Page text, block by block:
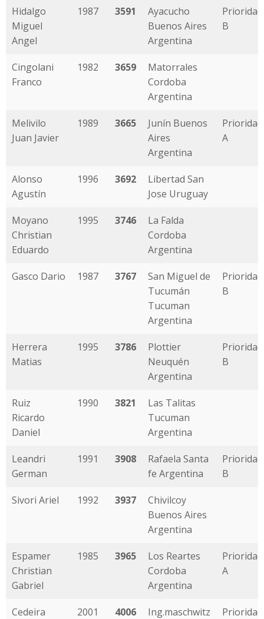
Hidalgo
Miguel
Angel
1987 3591
Ayacucho
Buenos Aires
Argentina
Prioridad
B
Cingolani
Franco
1982 3659
Matorrales
Cordoba
Argentina
Melivilo
Juan Javier
1989 3665
Junín Buenos
Aires
Argentina
Prioridad
A
Alonso
Agustín
1996 3692
Libertad San
Jose Uruguay
Moyano
Christian
Eduardo
1995 3746
La Falda
Cordoba
Argentina
Gasco Dario 1987 3767
San Miguel de
Tucumán
Tucuman
Argentina
Prioridad
B
Herrera
Matias
1995 3786
Plottier
Neuquén
Argentina
Prioridad
B
Ruiz
Ricardo
Daniel
1990 3821
Las Talitas
Tucuman
Argentina
Leandri
German
1991 3908
Rafaela Santa
fe Argentina
Prioridad
B
Sivori Ariel 1992 3937
Chivilcoy
Buenos Aires
Argentina
Espamer
Christian
Gabriel
1985 3965
Los Reartes
Cordoba
Argentina
Prioridad
A
Cedeira
2001 4006
Ing.maschwitz
Prioridad